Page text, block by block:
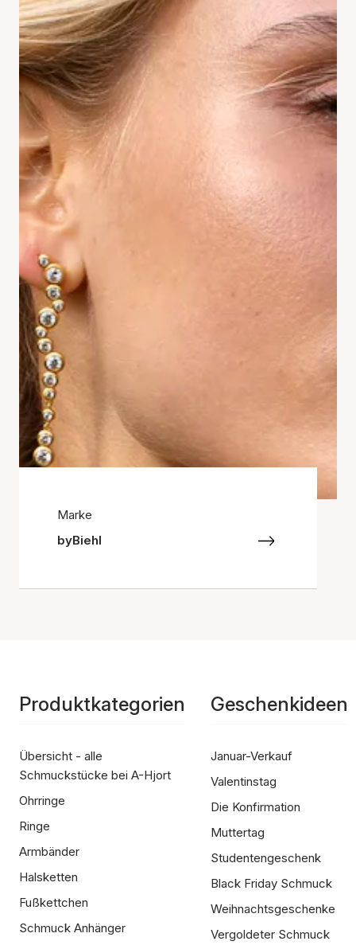
Marke
byBiehl
Produktkategorien
Übersicht - alle
Schmuckstücke bei A-Hjort
Ohrringe
Ringe
Armbänder
Halsketten
Fußkettchen
Schmuck Anhänger
Geschenkideen
Januar-Verkauf
Valentinstag
Die Konfirmation
Muttertag
Studentengeschenk
Black Friday Schmuck
Weihnachtsgeschenke
Vergoldeter Schmuck